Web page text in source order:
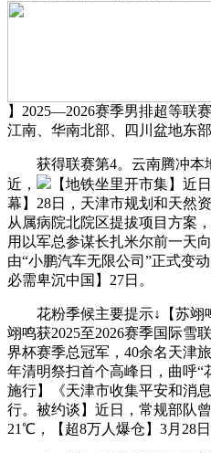
】2025—2026赛季男排超等联
江南、华南北部、四川盆地东
获得联赛第4。云南腾冲本
近，
【地铁坐里开市集】近
幕】28日，天津市规划和天然
从属病院北院区提拔项目方案
用以军总参谋长扎米尔前一天
由“小鹏汽车无限公司”正式变
必需卑沉中国】27日。
花粉季候主要提示↓【苏翊
翊鸣获2025至2026赛季国际雪
界杯赛季总冠军，40余名天津
年清明祭扫首个高峰日，曲呼“
施行】《天津市收集平安和消
行。被约谈】近日，常规部队
21℃，【超8万人爆仓】3月28日